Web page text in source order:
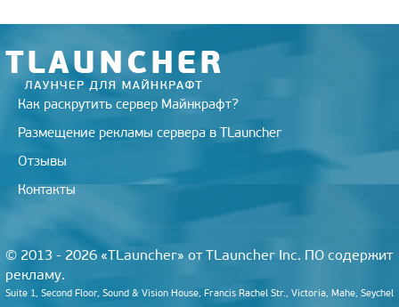
Как раскрутить сервер Майнкрафт?
Размещение рекламы сервера в TLauncher
Отзывы
Контакты
© 2013 - 2026 «TLauncher» от TLauncher Inc. ПО содержит
рекламу.
Suite 1, Second Floor, Sound & Vision House, Francis Rachel Str., Victoria, Mahe, Seychel